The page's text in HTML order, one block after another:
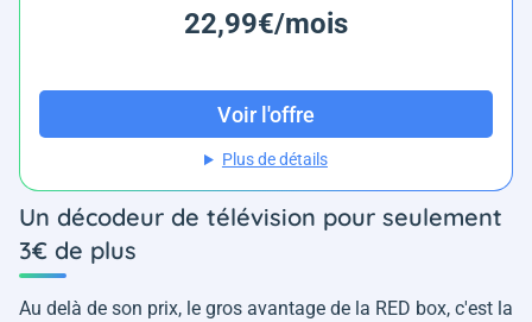
22,99€/mois
Voir l'offre
Plus de détails
Un décodeur de télévision pour seulement
3€ de plus
Au delà de son prix, le gros avantage de la RED box, c'est la